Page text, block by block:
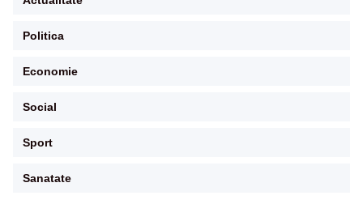
Politica
Economie
Social
Sport
Sanatate